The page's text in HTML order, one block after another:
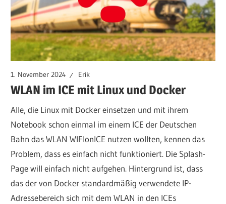
1. November 2024 Erik
WLAN im ICE mit Linux und Docker
Alle, die Linux mit Docker einsetzen und mit ihrem
Notebook schon einmal im einem ICE der Deutschen
Bahn das WLAN WIFIonICE nutzen wollten, kennen das
Problem, dass es einfach nicht funktioniert. Die Splash-
Page will einfach nicht aufgehen. Hintergrund ist, dass
das der von Docker standardmäßig verwendete IP-
Adressebereich sich mit dem WLAN in den ICEs